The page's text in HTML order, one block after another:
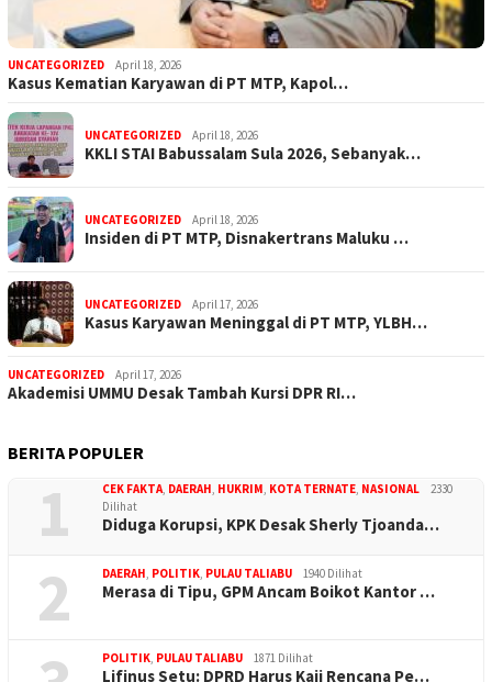
UNCATEGORIZED April 18, 2026
Kasus Kematian Karyawan di PT MTP, Kapol…
UNCATEGORIZED April 18, 2026
KKLI STAI Babussalam Sula 2026, Sebanyak…
UNCATEGORIZED April 18, 2026
Insiden di PT MTP, Disnakertrans Maluku …
UNCATEGORIZED April 17, 2026
Kasus Karyawan Meninggal di PT MTP, YLBH…
UNCATEGORIZED April 17, 2026
Akademisi UMMU Desak Tambah Kursi DPR RI…
BERITA POPULER
1 CEK FAKTA, DAERAH, HUKRIM, KOTA TERNATE, NASIONAL
2330
Dilihat
Diduga Korupsi, KPK Desak Sherly Tjoanda…
2 DAERAH, POLITIK, PULAU TALIABU 1940 Dilihat
Merasa di Tipu, GPM Ancam Boikot Kantor …
POLITIK, PULAU TALIABU 1871 Dilihat
Lifinus Setu: DPRD Harus Kaji Rencana Pe…